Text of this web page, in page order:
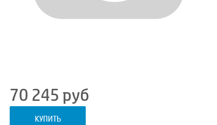
70 245 руб
КУПИТЬ